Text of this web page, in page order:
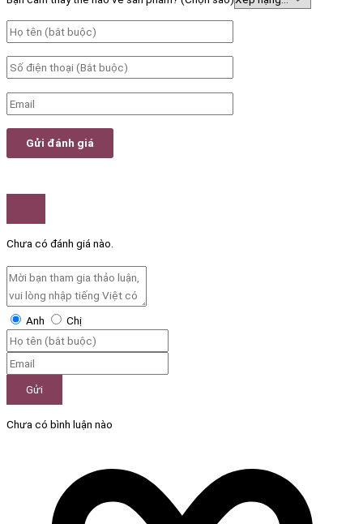
Chưa có đánh giá nào.
Anh Chị
Gửi
Chưa có bình luận nào